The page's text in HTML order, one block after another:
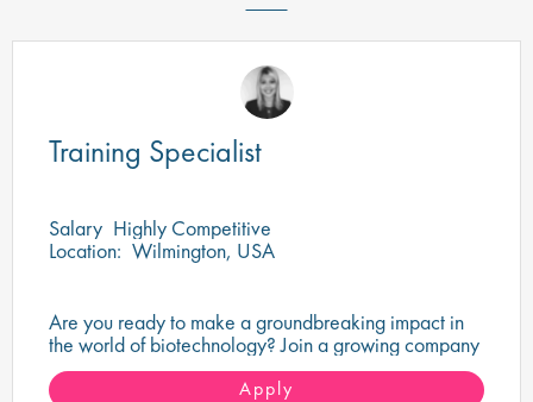
Training Specialist
Salary Highly Competitive
Location: Wilmington, USA
Are you ready to make a groundbreaking impact in
the world of biotechnology? Join a growing company
that's shaping the future of healthcare and science.
Apply